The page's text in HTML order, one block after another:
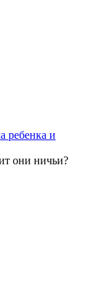
ребенка и
они ничьи?